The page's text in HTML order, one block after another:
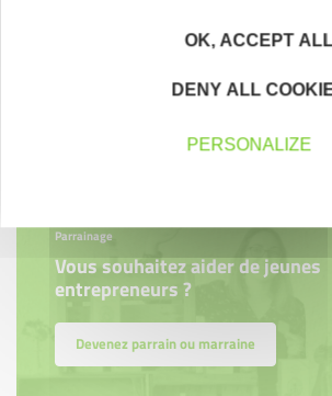
Nous les avons accompagnés
projet entrepreneurial
Parrainage
Vous souhaitez aider de jeunes
entrepreneurs ?
Devenez parrain ou marraine
OK, ACCEPT ALL
DENY ALL
PERSONALIZE